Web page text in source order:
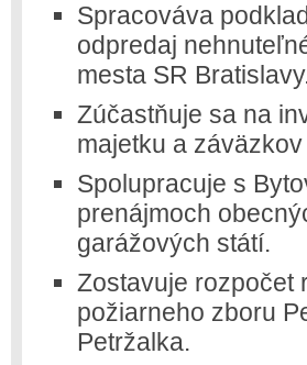
Spracováva
odpredaj
mesta SR
Zúčastňuje sa na
majetku a
Spolupracuje s
prenájmoch
garážových státí.
Zostavuje rozpočet
požiarneho zboru
Petržalka.